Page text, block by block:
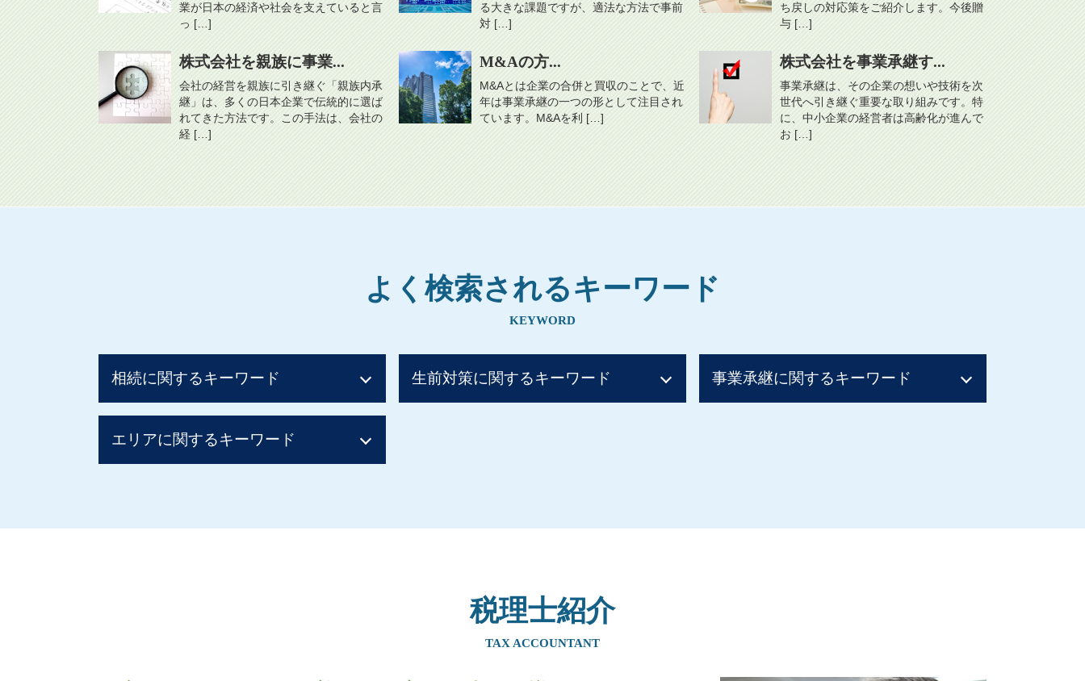
業が日本の経済や社会を支えていると言
っ […]
る大きな課題ですが、適法な方法で事前
対 […]
ち戻しの対応策をご紹介します。今後贈
与 […]
株式会社を親族に事業...
会社の経営を親族に引き継ぐ「親族内承
継」は、多くの日本企業で伝統的に選ば
れてきた方法です。この手法は、会社の
経 […]
M&Aの方...
M&Aとは企業の合併と買収のことで、近
年は事業承継の一つの形として注目され
ています。M&Aを利 […]
株式会社を事業承継す...
事業承継は、その企業の想いや技術を次
世代へ引き継ぐ重要な取り組みです。特
に、中小企業の経営者は高齢化が進んで
お […]
よく検索されるキーワード
KEYWORD
相続に関するキーワード
相続税 計算ガイド
相続税の申告
相続税
生前対策に関するキーワード
住宅取得資金贈与 必要書類
贈与税 税率
暦年贈与 契約書
事業承継に関するキーワード
親族内承継 株主総会
エリアに関するキーワード
税理士紹介
TAX ACCOUNTANT